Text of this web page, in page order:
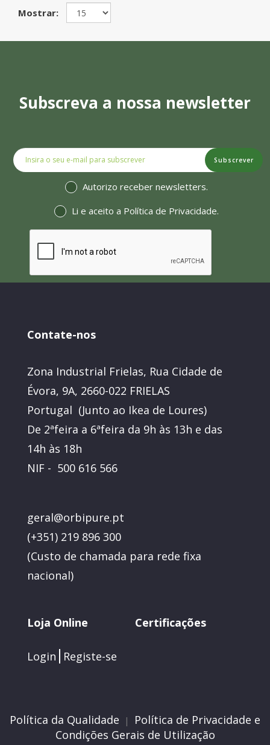
Mostrar:
Subscreva a nossa newsletter
Subscrever
Autorizo receber newsletters.
Li e aceito a Política de Privacidade.
Contate-nos
Zona Industrial Frielas, Rua Cidade de
Évora, 9A, 2660-022 FRIELAS
Portugal (Junto ao Ikea de Loures)
De 2ªfeira a 6ªfeira da 9h às 13h e das
14h às 18h
NIF - 500 616 566
geral@orbipure.pt
(+351) 219 896 300
(Custo de chamada para rede fixa
nacional)
Loja Online
Login Registe-se
Certificações
Política da Qualidade | Política de Privacidade e
Condições Gerais de Utilização